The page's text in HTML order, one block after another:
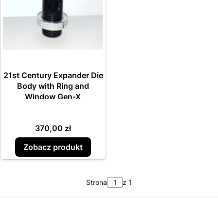
21st Century Expander Die
Body with Ring and
Window Gen-X
Cena
370,00 zł
Zobacz produkt
Strona z 1